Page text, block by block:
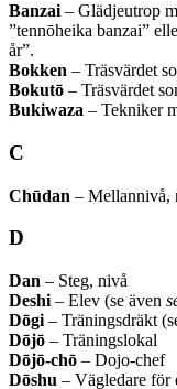
Banzai – Glädjeutrop
”tennōheika banzai”
år”.
Bokken – Träsvärdet
Bokutō – Träsvärdet
Bukiwaza – Tekniker
C
Chūdan – Mellannivå,
D
Dan – Steg, nivå
Deshi – Elev (se även
Dōgi – Träningsdräkt
Dōjō – Träningslokal
Dōjō-chō – Dojo-chef
Dōshu – Vägledare för